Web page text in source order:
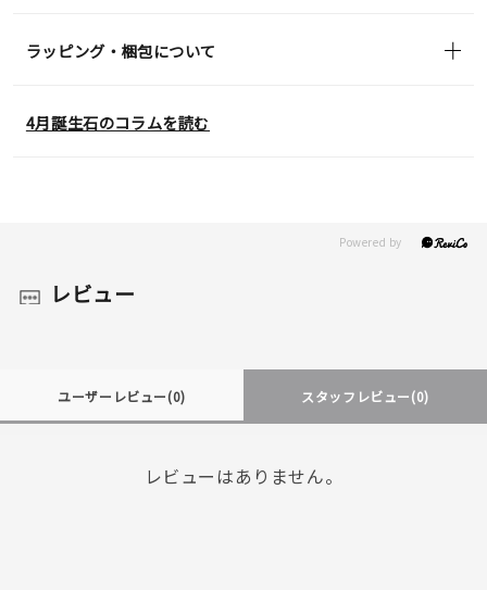
ラッピング・梱包について
4月誕生石のコラムを読む
レビュー
ユーザーレビュー(0) スタッフレビュー(0)
レビューはありません。